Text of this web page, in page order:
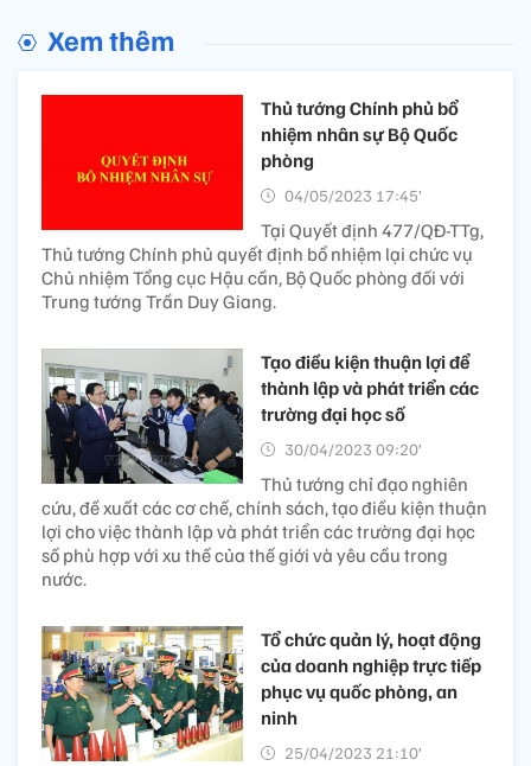
Xem thêm
Thủ tướng Chính phủ bổ
nhiệm nhân sự Bộ Quốc
phòng
04/05/2023 17:45’
Tại Quyết định 477/QĐ-TTg,
Thủ tướng Chính phủ quyết định bổ nhiệm lại chức vụ
Chủ nhiệm Tổng cục Hậu cần, Bộ Quốc phòng đối với
Trung tướng Trần Duy Giang.
Tạo điều kiện thuận lợi để
thành lập và phát triển các
trường đại học số
30/04/2023 09:20’
Thủ tướng chỉ đạo nghiên
cứu, đề xuất các cơ chế, chính sách, tạo điều kiện thuận
lợi cho việc thành lập và phát triển các trường đại học
số phù hợp với xu thế của thế giới và yêu cầu trong
nước.
Tổ chức quản lý, hoạt động
của doanh nghiệp trực tiếp
phục vụ quốc phòng, an
ninh
25/04/2023 21:10’